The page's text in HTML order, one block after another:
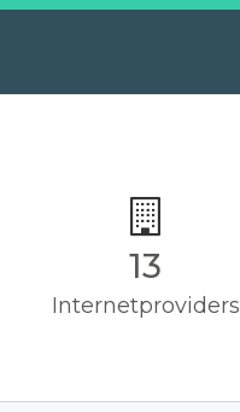
13
Internetproviders